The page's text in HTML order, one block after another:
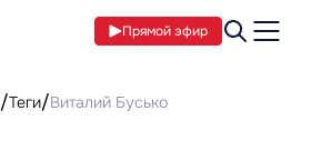
Прямой эфир
Теги Виталий Бусько